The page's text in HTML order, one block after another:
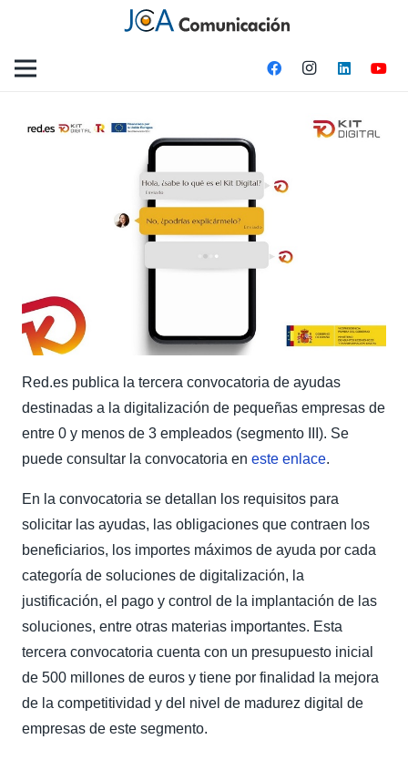
Red.es publica la tercera convocatoria de ayudas
destinadas a la digitalización de pequeñas empresas de
entre 0 y menos de 3 empleados (segmento III). Se
puede consultar la convocatoria en este enlace.
En la convocatoria se detallan los requisitos para
solicitar las ayudas, las obligaciones que contraen los
beneficiarios, los importes máximos de ayuda por cada
categoría de soluciones de digitalización, la
justificación, el pago y control de la implantación de las
soluciones, entre otras materias importantes. Esta
tercera convocatoria cuenta con un presupuesto inicial
de 500 millones de euros y tiene por finalidad la mejora
de la competitividad y del nivel de madurez digital de
empresas de este segmento.